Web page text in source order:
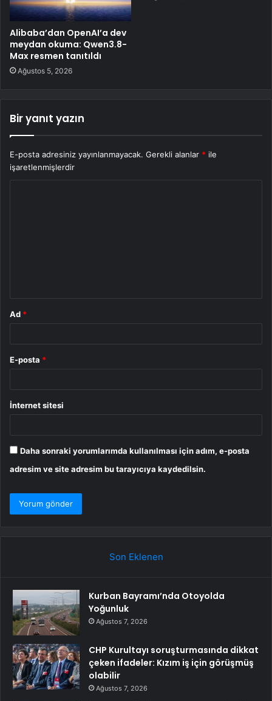
Alibaba’dan OpenAI’a dev
meydan okuma: Qwen3.8-
Max resmen tanıtıldı
Ağustos 5, 2026
Bir yanıt yazın
E-posta adresiniz yayınlanmayacak. Gerekli alanlar * ile
işaretlenmişlerdir
Ad *
E-posta *
İnternet sitesi
Daha sonraki yorumlarımda kullanılması için adım, e-posta
adresim ve site adresim bu tarayıcıya kaydedilsin.
Son Eklenen
Kurban Bayramı’nda Otoyolda
Yoğunluk
Ağustos 7, 2026
CHP Kurultayı soruşturmasında dikkat
çeken ifadeler: Kızım iş için görüşmüş
olabilir
Ağustos 7, 2026